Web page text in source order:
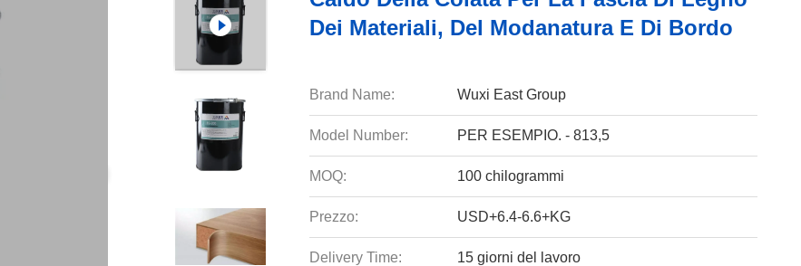
Dei Materiali, Del Modanatura E Di Bordo
Brand Name: Wuxi East Group
Model Number: PER ESEMPIO. - 813,5
MOQ: 100 chilogrammi
Prezzo: USD+6.4-6.6+KG
Delivery Time: 15 giorni del lavoro